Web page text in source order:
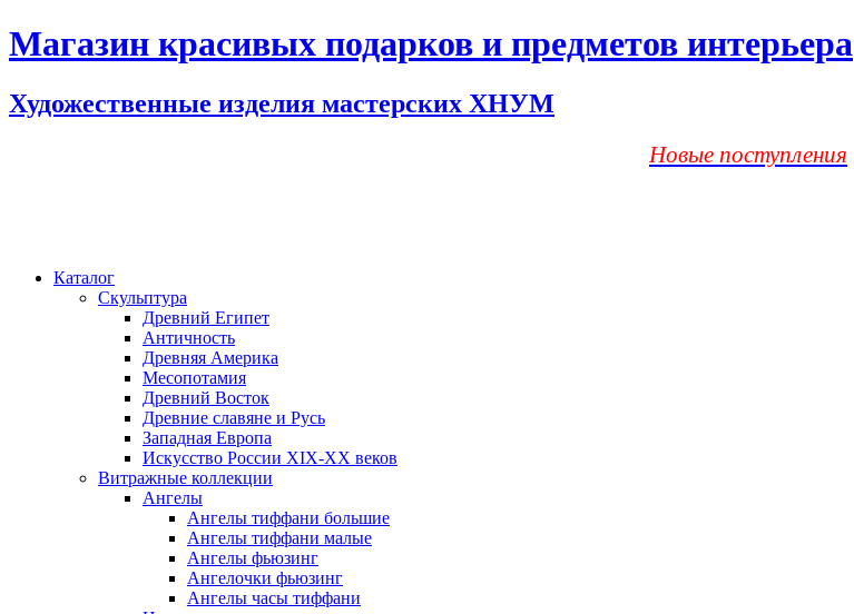
Магазин красивых подарков и предметов интерьера
Художественные изделия мастерских ХНУМ
Новые поступления
Каталог
Скульптура
Древний Египет
Античность
Древняя Америка
Месопотамия
Древний Восток
Древние славяне и Русь
Западная Европа
Искусство России XIX-XX веков
Витражные коллекции
Ангелы
Ангелы тиффани большие
Ангелы тиффани малые
Ангелы фьюзинг
Ангелочки фьюзинг
Ангелы часы тиффани